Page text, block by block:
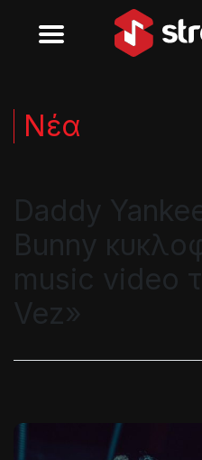
Νέα
Daddy
Bunny
music video
Vez»